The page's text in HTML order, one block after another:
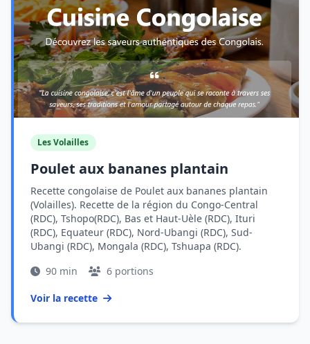
Les Volailles
Poulet aux bananes plantain
Recette congolaise de Poulet aux bananes plantain
(Volailles). Recette de la région du Congo-Central
(RDC), Tshopo(RDC), Bas et Haut-Uèle (RDC), Ituri
(RDC), Equateur (RDC), Nord-Ubangi (RDC), Sud-
Ubangi (RDC), Mongala (RDC), Tshuapa (RDC).
90 min
6 portions
Voir la recette